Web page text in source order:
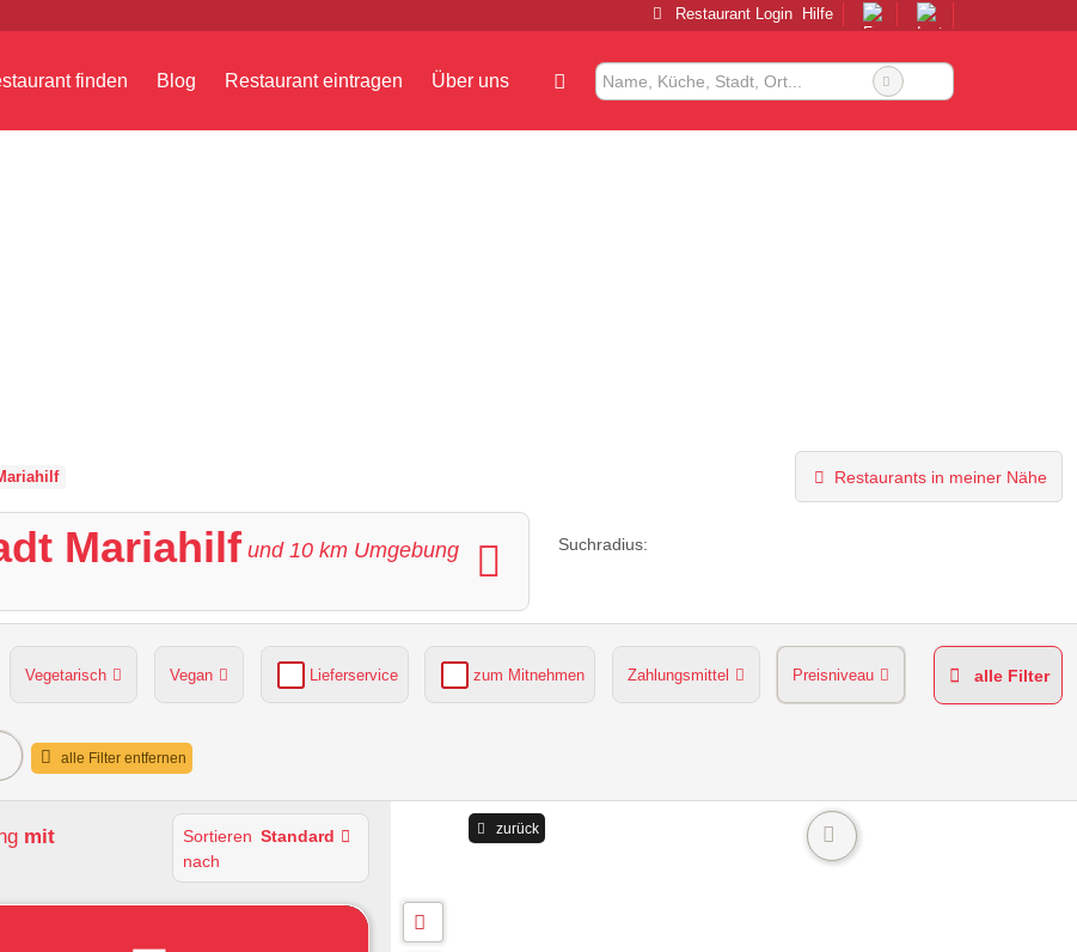
Restaurant Login Hilfe
finden Blog Restaurant eintragen Über uns
Restaurants in meiner Nähe
Mariahilf und 10 km Umgebung Suchradius:
Vegetarisch Vegan Lieferservice zum Mitnehmen Zahlungsmittel Preisniveau
grüner Gastgarten
alle Filter
alle Filter entfernen
mit
Sortieren
nach
Standard zurück